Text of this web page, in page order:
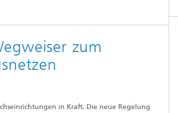
zum
in Kraft. Die neue Regelung